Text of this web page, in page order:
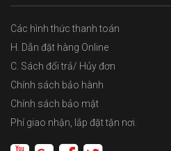
Các hình thức thanh toán
H. Dẫn đặt hàng Online
C. Sách đổi trả/ Hủy đơn
Chính sách bảo hành
Chính sách bảo mật
Phí giao nhận, lắp đặt tận nơi.